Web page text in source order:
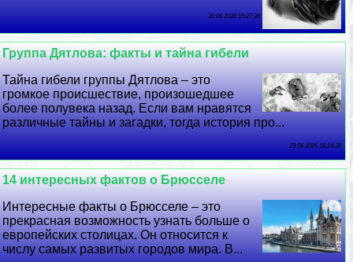
30 06 2026 15:27:36
Группа Дятлова: факты и тайна гибели
Тайна гибели группы Дятлова – это
громкое происшествие, произошедшее
более полувека назад. Если вам нравятся
различные тайны и загадки, тогда история про...
29 06 2026 16:24:38
14 интересных фактов о Брюсселе
Интересные факты о Брюсселе – это
прекрасная возможность узнать больше о
европейских столицах. Он относится к
числу самых развитых городов мира. В...